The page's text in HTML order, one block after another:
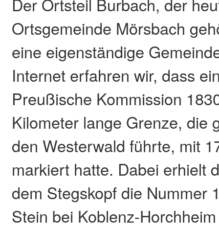
Der Ortsteil Burbach, der
Ortsgemeinde Mörsbach
eine eigenständige
Internet erfahren wir, dass
Preußische Kommission
Kilometer lange Grenze, die
den Westerwald führte, mit
markiert hatte. Dabei erhielt
dem Stegskopf die Nummer
Stein bei Koblenz-